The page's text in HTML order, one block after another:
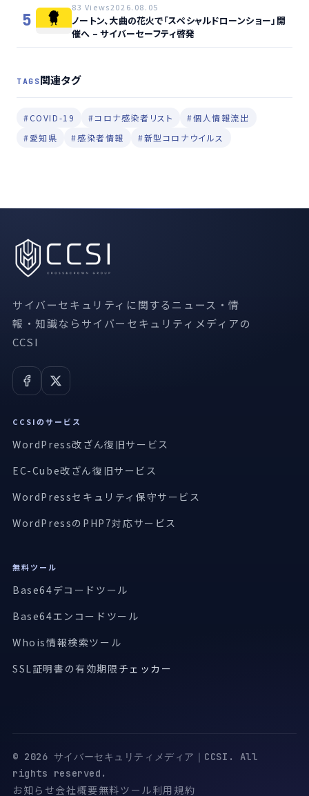
5
83 Views2026.08.05
ノートン、大曲の花火で「スペシャルドローンショー」開
催へ – サイバーセーフティ啓発
TAGS関連タグ
#COVID-19 #コロナ感染者リスト
#個人情報流出
#愛知県
#感染者情報 #新型コロナウイルス
サイバーセキュリティに関するニュース・情
報・知識ならサイバーセキュリティメディアの
CCSI
CCSIのサービス
WordPress改ざん復旧サービス
EC-Cube改ざん復旧サービス
WordPressセキュリティ保守サービス
WordPressのPHP7対応サービス
無料ツール
Base64デコードツール
Base64エンコードツール
Whois情報検索ツール
SSL証明書の有効期限 チェッカー
© 2026 サイバーセキュリティメディア｜CCSI. All
rights reserved.
お知らせ会社概要無料ツール利用規約